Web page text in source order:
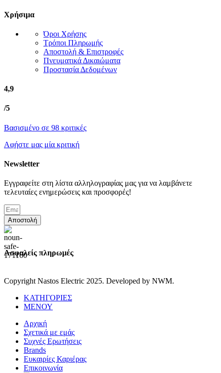
Χρήσιμα
Όροι Χρήσης
Τρόποι Πληρωμής
Αποστολή & Επιστροφές
Πνευματικά Δικαιώματα
Προστασία Δεδομένων
4,9
/5
Βασισμένο σε 98 κριτικές
Αφήστε μας μία κριτική
Newsletter
Εγγραφείτε στη λίστα αλληλογραφίας μας για να λαμβάνετε
τελευταίες ενημερώσεις και προσφορές!
Αποστολή
Ασφαλείς πληρωμές
Copyright Nastos Electric 2025. Developed by NWM.
ΚΑΤΗΓΟΡΙΕΣ
ΜΕΝΟΥ
Αρχική
Σχετικά με εμάς
Συχνές Ερωτήσεις
Brands
Ευκαιρίες Καριέρας
Επικοινωνία